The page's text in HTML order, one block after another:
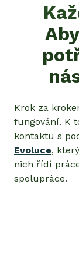
Krok za
fungování. K
kontaktu s
Evoluce,
nich řídí
spolupráce.